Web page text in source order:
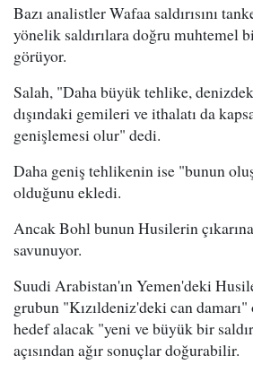
Bazı analistler Wafaa saldırısını
yönelik saldırılara doğru muhtemel
görüyor.
Salah, "Daha büyük tehlike,
dışındaki gemileri ve ithalatı da
genişlemesi olur" dedi.
Daha geniş tehlikenin ise "bunun
olduğunu ekledi.
Ancak Bohl bunun Husilerin çıkarına
savunuyor.
Suudi Arabistan'ın Yemen'deki
grubun "Kızıldeniz'deki can
hedef alacak "yeni ve büyük bir
açısından ağır sonuçlar doğurabilir.